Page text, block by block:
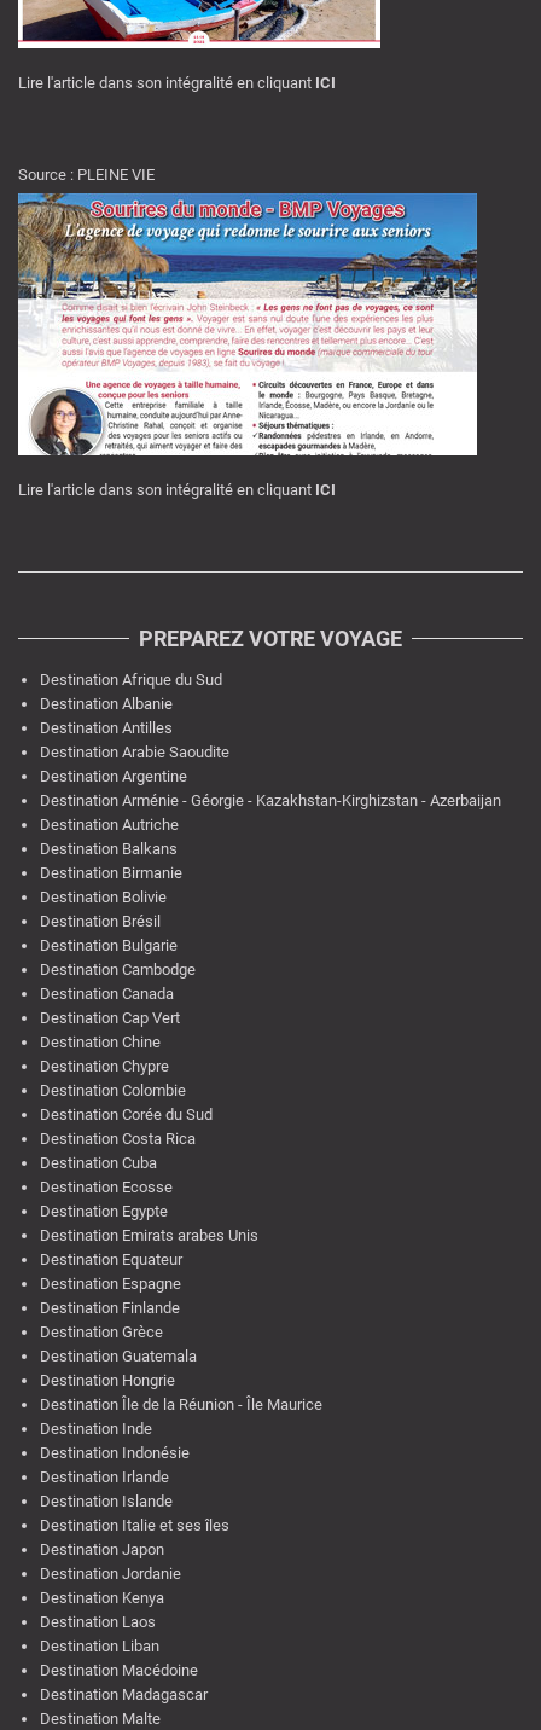
Lire l'article dans son intégralité en cliquant ICI
Source : PLEINE VIE
Lire l'article dans son intégralité en cliquant ICI
PREPAREZ VOTRE VOYAGE
Destination Afrique du Sud
Destination Albanie
Destination Antilles
Destination Arabie Saoudite
Destination Argentine
Destination Arménie - Géorgie - Kazakhstan-Kirghizstan - Azerbaijan
Destination Autriche
Destination Balkans
Destination Birmanie
Destination Bolivie
Destination Brésil
Destination Bulgarie
Destination Cambodge
Destination Canada
Destination Cap Vert
Destination Chine
Destination Chypre
Destination Colombie
Destination Corée du Sud
Destination Costa Rica
Destination Cuba
Destination Ecosse
Destination Egypte
Destination Emirats arabes Unis
Destination Equateur
Destination Espagne
Destination Finlande
Destination Grèce
Destination Guatemala
Destination Hongrie
Destination Île de la Réunion - Île Maurice
Destination Inde
Destination Indonésie
Destination Irlande
Destination Islande
Destination Italie et ses îles
Destination Japon
Destination Jordanie
Destination Kenya
Destination Laos
Destination Liban
Destination Macédoine
Destination Madagascar
Destination Malte